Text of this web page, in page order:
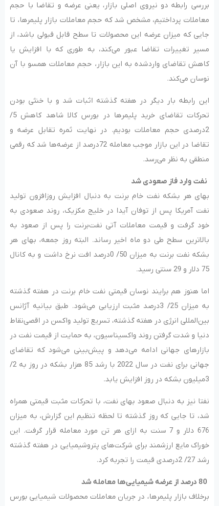
بررسی رابطه دو نیروی اصلی بازار، یعنی عرضه و تقاضا با حجم
معاملات پرداختیم، مشخص شد که حجم معاملات بازار پلیمرها، تا
جایی که میزان عرضه این محصولات تا سطح قابل قبولی باشد، از
مسیر تغییرات تقاضا عبور می‌کند، به طوری که با افزایش یا
کاهش تقاضای واردشده به این بازار، حجم معاملات همسو با آن
نوسان می‌کند.
این رابطه بار دیگر در هفته گذشته اثبات شد و با خنثی بودن
تحرکات تقاضای خرید پلیمرها در بورس کالا شاهد کاهش 5/
2درصدی حجم معاملات بودیم. در نهایت ثمره تقابل عرضه و
تقاضا در این بازار موجب معامله 72درصد از عرضه‌‌‌ها شد که رقمی
منطقی به نظر می‌‌‌رسد.
نفت وارد فاز صعودی شد
بهای هر بشکه نفت خام برنت به دنبال افزایش روزافزون تولید
نفت آمریکا پس از توفان آیدا در خلیج مکزیک، روند صعودی به
خود گرفت و قیمت معاملات آتی نفت‌برنت را پس از صعود به
بالاترین سطح طی دو ماه اخیر رساند. البته روز جمعه، بهای هر
بشکه نفت برنت به میزان 50/ 0درصد افت نرخ داشت و به کانال
75 دلار و 29 سنتی رسید.
اما هنوز هم برایند نوسان قیمتی نفت خام برنت در هفته گذشته
به میزان 25/ 3درصد مثبت ارزیابی می‌شود. طبق بیانیه آژانس
بین‌المللی انرژی در هفته گذشته، تسریع تولید واکسن در اقصی‌نقاط
دنیا و شدت گرفتن روند واکسیناسیون، به حمایت از قیمت نفت در
بازارهای جهانی ادامه می‌دهد و پیش‌بینی می‌شود که تقاضای
جهانی برای نفت در سال 2022 با رشد 85 هزار بشکه در روز به 2/
3میلیون بشکه در روز افزایش یابد.
نفتا نیز به دنبال صعود بهای نفت، با تحرکات مثبت قیمتی همراه
شد، تا جایی که روز گذشته تا لحظه تنظیم این گزارش، به میزان
676 دلار و 7 سنت به ازای هر تن مورد معامله قرار گرفت. این
خوراک مایع ارزشمند برای شرکت‌های پتروشیمیایی در هفته گذشته
رشد 27/ 2درصدی قیمت را تجربه کرد.
برخلاف بازار پلیمرها، در جریان معاملات محصولات شیمیایی بورس